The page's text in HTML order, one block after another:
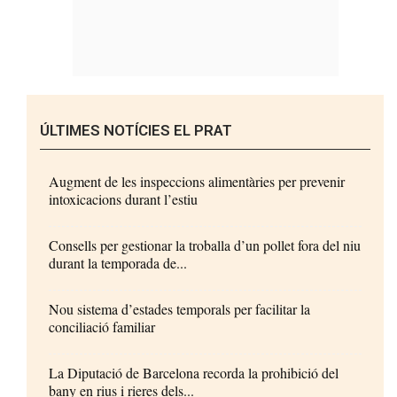
ÚLTIMES NOTÍCIES EL PRAT
Augment de les inspeccions alimentàries per prevenir
intoxicacions durant l’estiu
Consells per gestionar la troballa d’un pollet fora del niu
durant la temporada de...
Nou sistema d’estades temporals per facilitar la
conciliació familiar
La Diputació de Barcelona recorda la prohibició del
bany en rius i rieres dels...